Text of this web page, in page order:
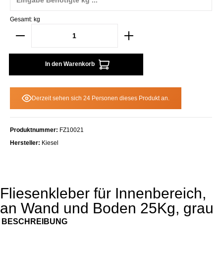
Gesamt: kg
In den Warenkorb
Derzeit sehen sich 24 Personen dieses Produkt an.
Produktnummer: FZ10021
Hersteller: Kiesel
Fliesenkleber für Innenbereich,
an Wand und Boden 25Kg, grau
BESCHREIBUNG